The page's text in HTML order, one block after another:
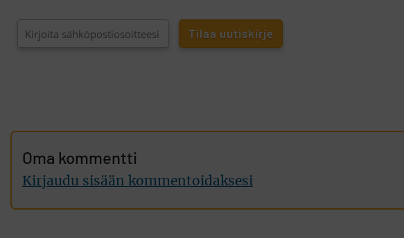
Oma kommentti
Kirjaudu sisään kommentoidaksesi